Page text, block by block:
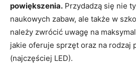
powiększenia. Przydadzą się nie
naukowych zabaw, ale także w
należy zwrócić uwagę na
jakie oferuje sprzęt oraz na rodzaj
(najczęściej LED).